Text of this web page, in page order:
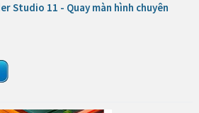
Studio 11 - Quay màn hình chuyên